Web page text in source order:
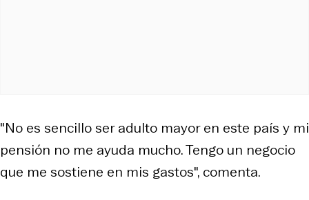
"No es sencillo ser adulto mayor en este país y mi
pensión no me ayuda mucho. Tengo un negocio
que me sostiene en mis gastos", comenta.